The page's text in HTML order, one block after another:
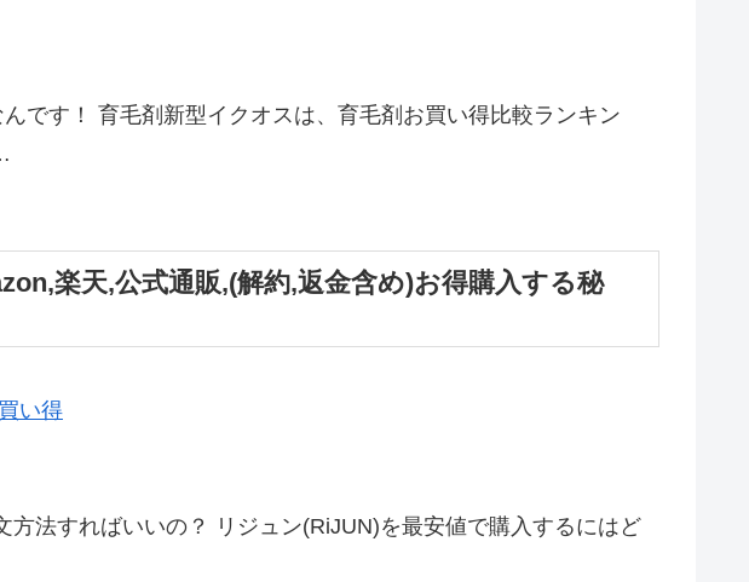
です！ 育毛剤新型イクオスは、育毛剤お買い得比較ランキン
楽天,公式通販,(解約,返金含め)お得購入する秘
い得
法すればいいの？ リジュン(RiJUN)を最安値で購入するにはど